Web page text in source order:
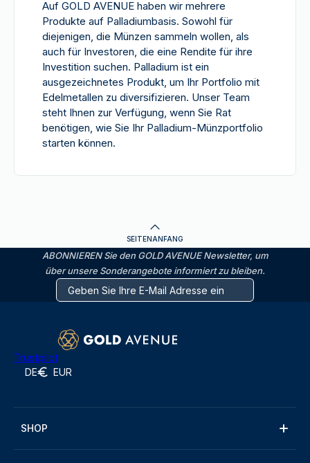
Auf GOLD AVENUE haben wir mehrere
Produkte auf Palladiumbasis. Sowohl für
diejenigen, die Münzen sammeln wollen, als
auch für Investoren, die eine Rendite für ihre
Investition suchen. Palladium ist ein
ausgezeichnetes Produkt, um Ihr Portfolio mit
Edelmetallen zu diversifizieren. Unser Team
steht Ihnen zur Verfügung, wenn Sie Rat
benötigen, wie Sie Ihr Palladium-Münzportfolio
starten können.
SEITENANFANG
ABONNIEREN Sie den GOLD AVENUE Newsletter, um
über unsere Sonderangebote informiert zu bleiben.
Trustpilot
DE EUR
SHOP